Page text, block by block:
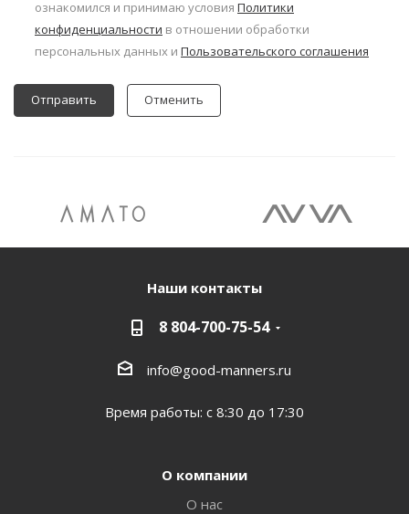
ознакомился и принимаю условия Политики
конфиденциальности в отношении обработки
персональных данных и Пользовательского соглашения
Отменить
Наши контакты
8 804-700-75-54
info@good-manners.ru
Время работы: с 8:30 до 17:30
О компании
О нас